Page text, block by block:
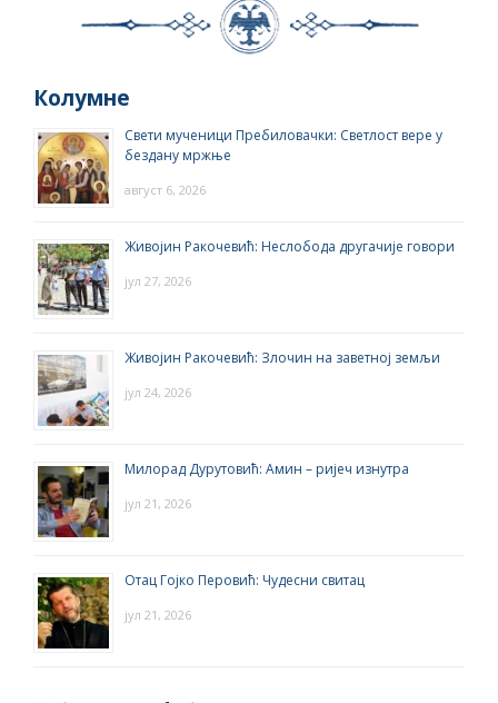
Колумне
Свети мученици Пребиловачки: Светлост вере у
бездану мржње
август 6, 2026
Живојин Ракочевић: Неслобода другачије говори
јул 27, 2026
Живојин Ракочевић: Злочин на заветној земљи
јул 24, 2026
Милорад Дурутовић: Амин – ријеч изнутра
јул 21, 2026
Отац Гојко Перовић: Чудесни свитац
јул 21, 2026